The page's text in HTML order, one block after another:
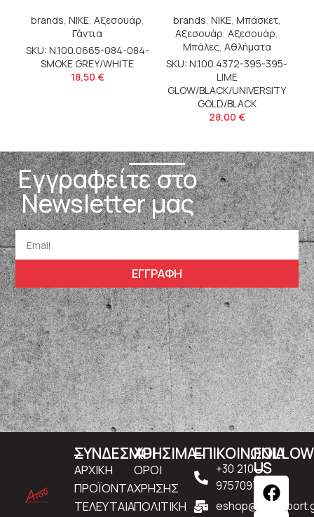
brands, NIKE, Αξεσουάρ,
Γάντια
SKU: N.100.0665-084-084-
SMOKE GREY/WHITE
18,50 €
brands, NIKE, Μπάσκετ,
Αξεσουάρ, Αξεσουάρ,
Μπάλες, Αθλήματα
SKU: N.100.4372-395-395-
LIME
GLOW/BLACK/UNIVERSITY
GOLD/BLACK
28,00 €
Εγγραφείτε στο
Newsletter μας
ΕΓΓΡΑΦΗ
ΣΥΝΔΕΣΜΟΙ
ΑΡΧΙΚΗ
ΠΡΟΪΟΝΤΑ
ΤΕΛΕΥΤΑΙΑ
ΧΡΗΣΙΜΑ
ΟΡΟΙ
ΧΡΗΣΗΣ
ΠΟΛΙΤΙΚΗ
ΕΠΙΚΟΙΝΩΝΙΑ
+30 210
9757097
FOLLOW
US